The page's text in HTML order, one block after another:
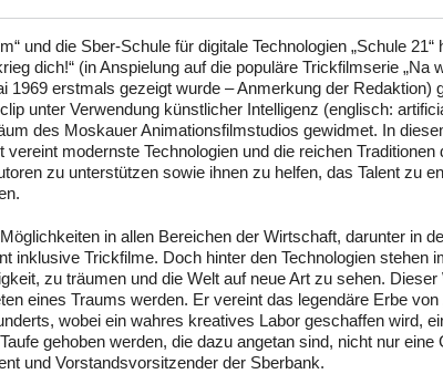
und die Sber-Schule für digitale Technologien „Schule
dich!“ (in Anspielung auf die populäre Trickfilmserie „Na
1969 erstmals gezeigt wurde – Anmerkung der Redaktion)
unter Verwendung künstlicher Intelligenz (englisch:
des Moskauer Animationsfilmstudios gewidmet. In
vereint modernste Technologien und die reichen
zu unterstützen sowie ihnen zu helfen, das Talent zu
in allen Bereichen der Wirtschaft, darunter in
inklusive Trickfilme. Doch hinter den Technologien stehen
zu träumen und die Welt auf neue Art zu sehen.
eines Traums werden. Er vereint das legendäre Erbe von
wobei ein wahres kreatives Labor geschaffen wird,
gehoben werden, die dazu angetan sind, nicht nur eine
und Vorstandsvorsitzender der Sberbank.